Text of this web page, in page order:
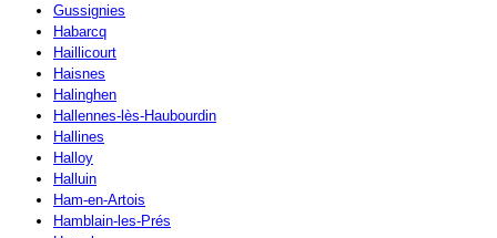
Gussignies
Habarcq
Haillicourt
Haisnes
Halinghen
Hallennes-lès-Haubourdin
Hallines
Halloy
Halluin
Ham-en-Artois
Hamblain-les-Prés